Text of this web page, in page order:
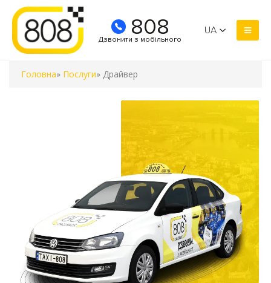
808
Дзвонити з мобільного
UA
Головна» Послуги» Драйвер